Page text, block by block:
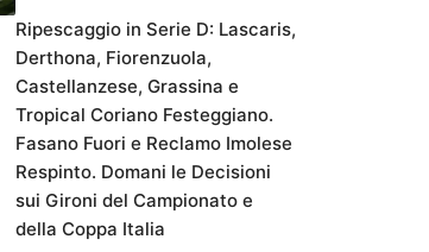
Ripescaggio in Serie D: Lascaris,
Derthona, Fiorenzuola,
Castellanzese, Grassina e
Tropical Coriano Festeggiano.
Fasano Fuori e Reclamo Imolese
Respinto. Domani le Decisioni
sui Gironi del Campionato e
della Coppa Italia